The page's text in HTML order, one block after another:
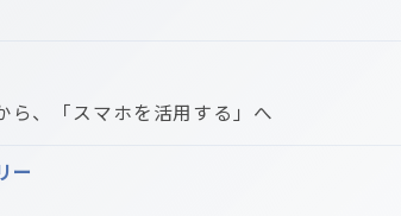
ら、「スマホを活用する」へ
ー